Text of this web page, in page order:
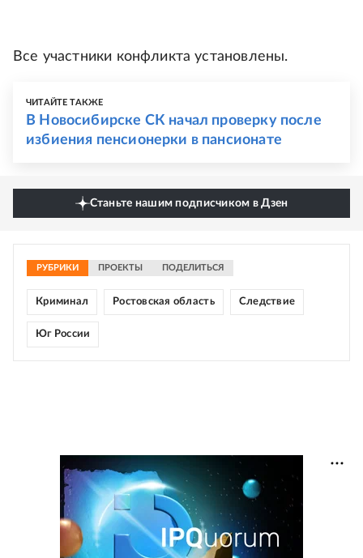
Все участники конфликта установлены.
ЧИТАЙТЕ ТАКЖЕ
В Новосибирске СК начал проверку после
избиения пенсионерки в пансионате
Станьте нашим подписчиком в Дзен
РУБРИКИ ПРОЕКТЫ ПОДЕЛИТЬСЯ
Криминал Ростовская область Следствие
Юг России